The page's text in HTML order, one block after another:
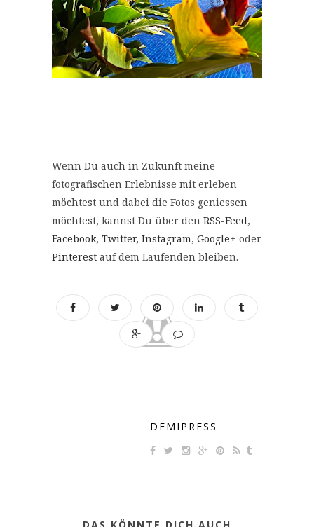
Wenn Du auch in Zukunft meine
fotografischen Erlebnisse mit erleben
möchtest und dabei die Fotos geniessen
möchtest, kannst Du über den RSS-Feed,
Facebook, Twitter, Instagram, Google+ oder
Pinterest auf dem Laufenden bleiben.
DEMIPRESS